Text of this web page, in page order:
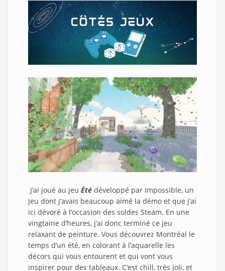
J’ai joué au jeu Été développé par Impossible, un
jeu dont j’avais beaucoup aimé la démo et que j’ai
ici dévoré à l’occasion des soldes Steam. En une
vingtaine d’heures, j’ai donc terminé ce jeu
relaxant de peinture. Vous découvrez Montréal le
temps d’un été, en colorant à l’aquarelle les
décors qui vous entourent et qui vont vous
inspirer pour des tableaux. C’est chill, très joli, et